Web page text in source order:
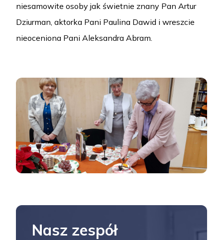
niesamowite osoby jak świetnie znany Pan Artur
Dziurman, aktorka Pani Paulina Dawid i wreszcie
nieoceniona Pani Aleksandra Abram.
Nasz zespół